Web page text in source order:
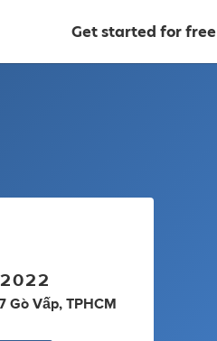
Get started for free
Vấp, TPHCM